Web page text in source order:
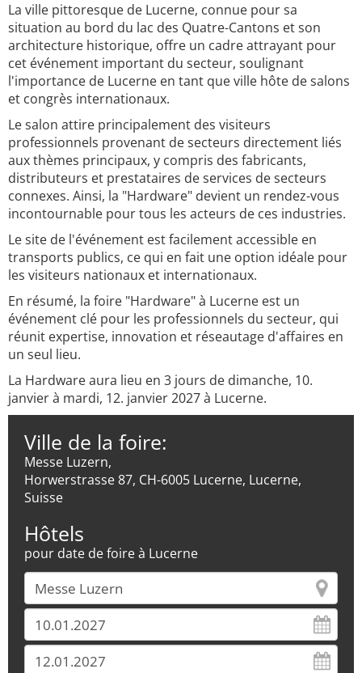
La ville pittoresque de Lucerne, connue pour sa
situation au bord du lac des Quatre-Cantons et son
architecture historique, offre un cadre attrayant pour
cet événement important du secteur, soulignant
l'importance de Lucerne en tant que ville hôte de salons
et congrès internationaux.
Le salon attire principalement des visiteurs
professionnels provenant de secteurs directement liés
aux thèmes principaux, y compris des fabricants,
distributeurs et prestataires de services de secteurs
connexes. Ainsi, la "Hardware" devient un rendez-vous
incontournable pour tous les acteurs de ces industries.
Le site de l'événement est facilement accessible en
transports publics, ce qui en fait une option idéale pour
les visiteurs nationaux et internationaux.
En résumé, la foire "Hardware" à Lucerne est un
événement clé pour les professionnels du secteur, qui
réunit expertise, innovation et réseautage d'affaires en
un seul lieu.
La Hardware aura lieu en 3 jours de dimanche, 10.
janvier à mardi, 12. janvier 2027 à Lucerne.
Ville de la foire:
Messe Luzern,
Horwerstrasse 87, CH-6005 Lucerne, Lucerne,
Suisse
Hôtels
pour date de foire à Lucerne